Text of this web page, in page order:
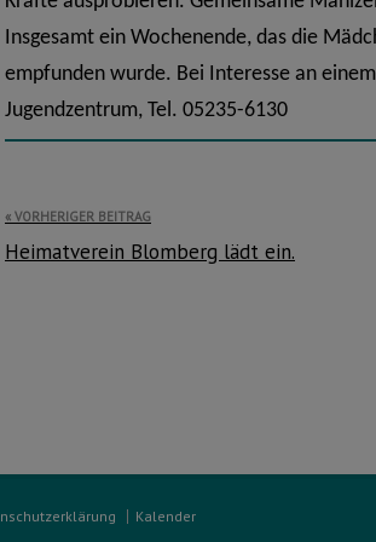
Insgesamt ein Wochenende, das die
empfunden wurde. Bei Interesse an
Jugendzentrum, Tel. 05235-6130
Beitragsnavigation
VORHERIGER BEITRAG
Heimatverein Blomberg lädt ein.
Kalender